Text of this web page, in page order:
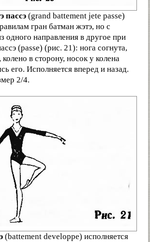
пассэ (grand battement jete passe)
гран батман жэтэ, но с
одного направления в другое при
(passe) (рис. 21): нога согнута,
в сторону, носок у колена
его. Исполняется вперед и назад.
2/4.
(battement developpe) исполняется